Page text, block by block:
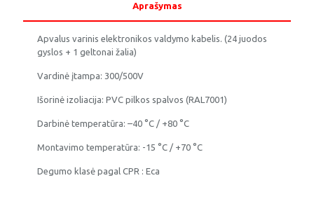
Aprašymas
Apvalus varinis elektronikos valdymo kabelis. (24 juodos
gyslos + 1 geltonai žalia)
Vardinė įtampa: 300/500V
Išorinė izoliacija: PVC pilkos spalvos (RAL7001)
Darbinė temperatūra: –40 °C / +80 °C
Montavimo temperatūra: -15 °C / +70 °C
Degumo klasė pagal CPR : Eca